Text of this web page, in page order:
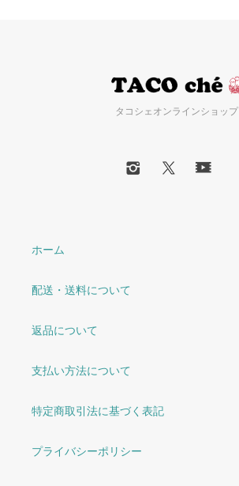
タコシェオンラインショップ
ホーム
配送・送料について
返品について
支払い方法について
特定商取引法に基づく表記
プライバシーポリシー